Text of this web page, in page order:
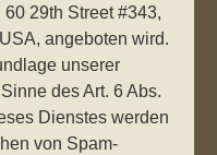
29th Street #343,
angeboten wird.
unserer
des Art. 6 Abs.
Dienstes werden
von Spam-